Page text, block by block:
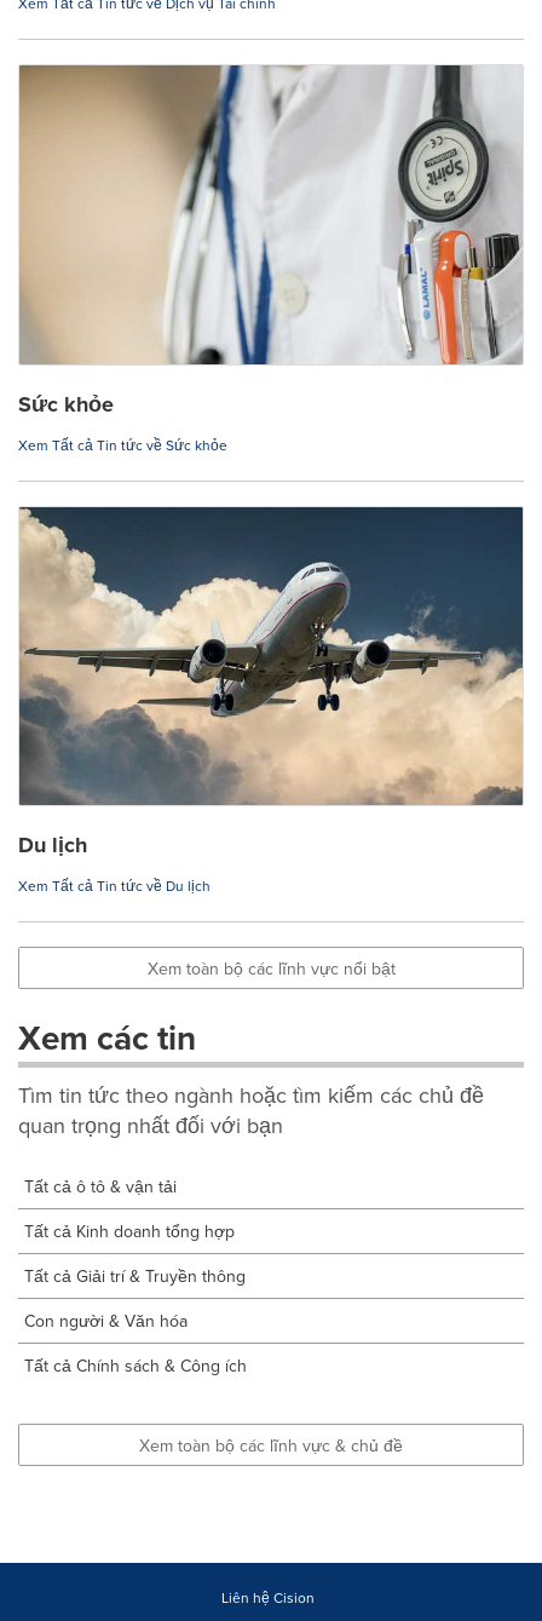
Sức khỏe
Xem Tất cả Tin tức về Sức khỏe
Du lịch
Xem Tất cả Tin tức về Du lịch
Xem toàn bộ các lĩnh vực nổi bật
Xem các tin
Tìm tin tức theo ngành hoặc tìm kiếm các chủ đề
quan trọng nhất đối với bạn
Tất cả ô tô & vận tải
Tất cả Kinh doanh tổng hợp
Tất cả Giải trí & Truyền thông
Con người & Văn hóa
Tất cả Chính sách & Công ích
Xem toàn bộ các lĩnh vực & chủ đề
Liên hệ Cision